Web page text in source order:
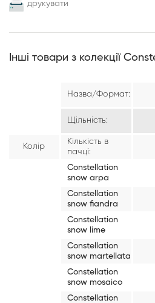
друкувати
Інші товари з колекції
Назва/Формат:
Щільність:
Колір
Кількість в
пачці:
Constellation
snow arpa
Constellation
snow fiandra
Constellation
snow lime
Constellation
snow martellata
Constellation
snow mosaico
Constellation